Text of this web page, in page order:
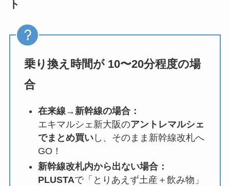
ト
乗り換え時間が 10〜20分程度の場
合
在来線→新幹線の場合：
エキマルシェ新大阪のアントレマルシェ
でまとめ買いし、そのまま新幹線改札へ
GO！
新幹線改札内から出ない場合：
PLUSTAで「とりあえず土産＋飲み物」